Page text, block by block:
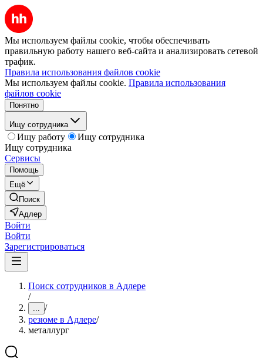
Мы используем файлы cookie, чтобы обеспечивать
правильную работу нашего веб-сайта и анализировать сетевой
трафик.
Правила использования файлов cookie
Мы используем файлы cookie. Правила использования
файлов cookie
Понятно
Ищу сотрудника
Ищу работу
Ищу сотрудника
Ищу сотрудника
Сервисы
Помощь
Ещё
Поиск
Адлер
Войти
Войти
Зарегистрироваться
Поиск сотрудников в Адлере
/
... /
резюме в Адлере/
металлург